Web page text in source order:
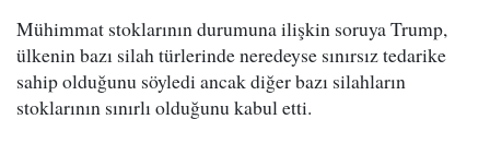
Mühimmat stoklarının durumuna ilişkin soruya Trump,
ülkenin bazı silah türlerinde neredeyse sınırsız tedarike
sahip olduğunu söyledi ancak diğer bazı silahların
stoklarının sınırlı olduğunu kabul etti.